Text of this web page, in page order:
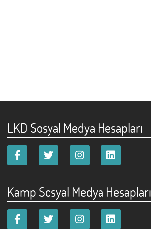
LKD Sosyal Medya Hesapları
Kamp Sosyal Medya Hesapları